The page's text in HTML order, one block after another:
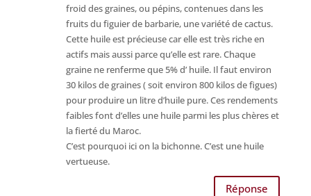
froid des graines, ou pépins, contenues dans les
fruits du figuier de barbarie, une variété de cactus.
Cette huile est précieuse car elle est très riche en
actifs mais aussi parce qu’elle est rare. Chaque
graine ne renferme que 5% d’ huile. Il faut environ
30 kilos de graines ( soit environ 800 kilos de figues)
pour produire un litre d’huile pure. Ces rendements
faibles font d’elles une huile parmi les plus chères et
la fierté du Maroc.
C’est pourquoi ici on la bichonne. C’est une huile
vertueuse.
Réponse